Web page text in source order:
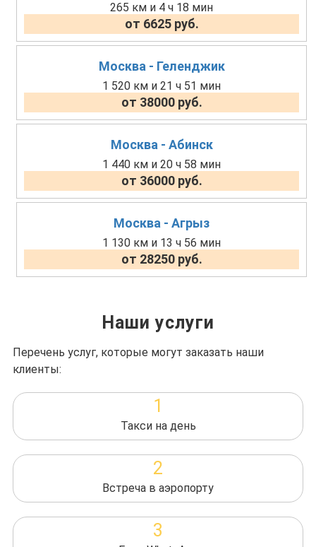
265 км и 4 ч 18 мин
от 6625 руб.
Москва - Геленджик
1 520 км и 21 ч 51 мин
от 38000 руб.
Москва - Абинск
1 440 км и 20 ч 58 мин
от 36000 руб.
Москва - Агрыз
1 130 км и 13 ч 56 мин
от 28250 руб.
Наши услуги
Перечень услуг, которые могут заказать наши
клиенты:
1
Такси на день
2
Встреча в аэропорту
3